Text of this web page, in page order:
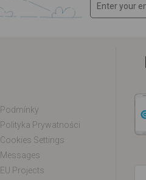
Podmínky
Polityka Prywatności
Cookies Settings
Messages
EU Projects